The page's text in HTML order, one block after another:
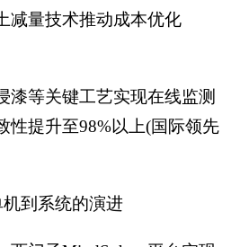
减量技术推动成本优化
漆等关键工艺实现在线监测
性提升至98%以上(国际领先
到系统的演进